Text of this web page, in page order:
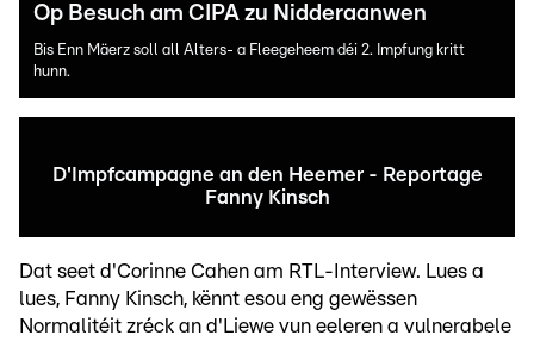
Op Besuch am CIPA zu Nidderaanwen
Bis Enn Mäerz soll all Alters- a Fleegeheem déi 2. Impfung kritt
hunn.
D'Impfcampagne an den Heemer - Reportage
Fanny Kinsch
Dat seet d'Corinne Cahen am RTL-Interview. Lues a
lues, Fanny Kinsch, kënnt esou eng gewëssen
Normalitéit zréck an d'Liewe vun eeleren a vulnerabele